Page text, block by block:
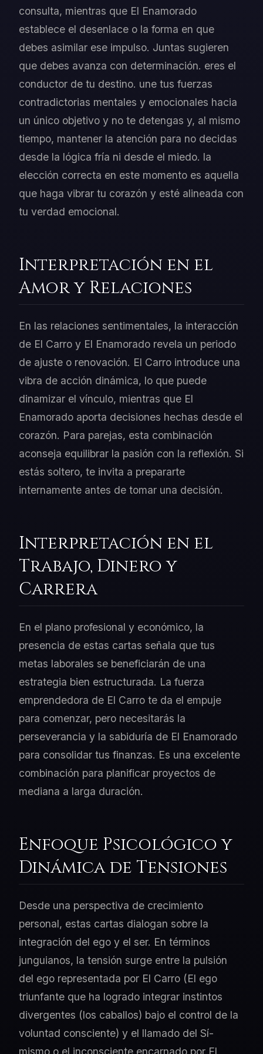
consulta, mientras que El Enamorado
establece el desenlace o la forma en que
debes asimilar ese impulso. Juntas sugieren
que debes avanza con determinación. eres el
conductor de tu destino. une tus fuerzas
contradictorias mentales y emocionales hacia
un único objetivo y no te detengas y, al mismo
tiempo, mantener la atención para no decidas
desde la lógica fría ni desde el miedo. la
elección correcta en este momento es aquella
que haga vibrar tu corazón y esté alineada con
tu verdad emocional.
Interpretación en el
Amor y Relaciones
En las relaciones sentimentales, la interacción
de El Carro y El Enamorado revela un periodo
de ajuste o renovación. El Carro introduce una
vibra de acción dinámica, lo que puede
dinamizar el vínculo, mientras que El
Enamorado aporta decisiones hechas desde el
corazón. Para parejas, esta combinación
aconseja equilibrar la pasión con la reflexión. Si
estás soltero, te invita a prepararte
internamente antes de tomar una decisión.
Interpretación en el
Trabajo, Dinero y
Carrera
En el plano profesional y económico, la
presencia de estas cartas señala que tus
metas laborales se beneficiarán de una
estrategia bien estructurada. La fuerza
emprendedora de El Carro te da el empuje
para comenzar, pero necesitarás la
perseverancia y la sabiduría de El Enamorado
para consolidar tus finanzas. Es una excelente
combinación para planificar proyectos de
mediana a larga duración.
Enfoque Psicológico y
Dinámica de Tensiones
Desde una perspectiva de crecimiento
personal, estas cartas dialogan sobre la
integración del ego y el ser. En términos
junguianos, la tensión surge entre la pulsión
del ego representada por El Carro (El ego
triunfante que ha logrado integrar instintos
divergentes (los caballos) bajo el control de la
voluntad consciente) y el llamado del Sí-